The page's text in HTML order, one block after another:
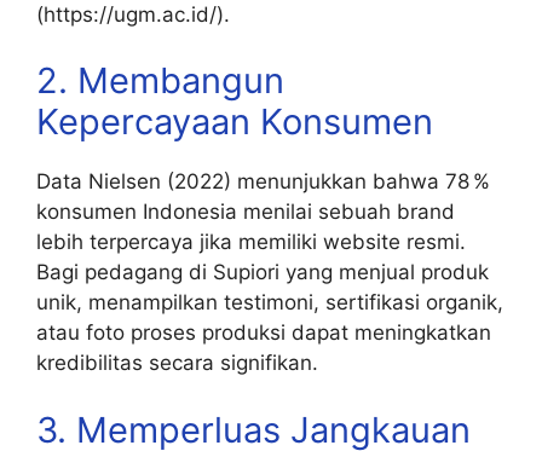
(https://ugm.ac.id/).
2. Membangun
Kepercayaan Konsumen
Data Nielsen (2022) menunjukkan bahwa 78 %
konsumen Indonesia menilai sebuah brand
lebih terpercaya jika memiliki website resmi.
Bagi pedagang di Supiori yang menjual produk
unik, menampilkan testimoni, sertifikasi organik,
atau foto proses produksi dapat meningkatkan
kredibilitas secara signifikan.
3. Memperluas Jangkauan